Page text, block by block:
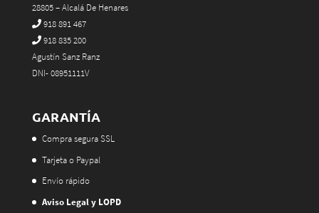
28805 – Alcalá De Henares
918 891 467
918 835 200
Agustín Sanz Ranz
DNI- 08951111V
GARANTÍA
Compra segura SSL
Tarjeta o Paypal
Envío rápido
Aviso Legal y LOPD